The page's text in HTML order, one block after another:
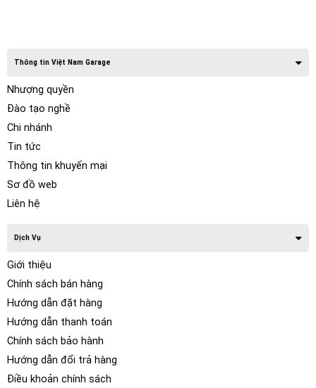
Thông tin Việt Nam Garage
Nhượng quyền
Đào tạo nghề
Chi nhánh
Tin tức
Thông tin khuyến mại
Sơ đồ web
Liên hệ
Dịch Vụ
Giới thiệu
Chính sách bán hàng
Hướng dẫn đặt hàng
Hướng dẫn thanh toán
Chính sách bảo hành
Hướng dẫn đổi trả hàng
Điều khoản chính sách